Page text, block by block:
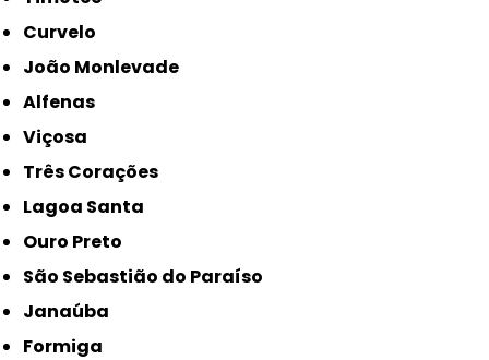
Curvelo
João Monlevade
Alfenas
Viçosa
Três Corações
Lagoa Santa
Ouro Preto
São Sebastião do Paraíso
Janaúba
Formiga